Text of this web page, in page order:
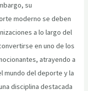
su
moderno se deben
a lo largo del
en uno de los
atrayendo a
mundo del deporte y la
disciplina destacada